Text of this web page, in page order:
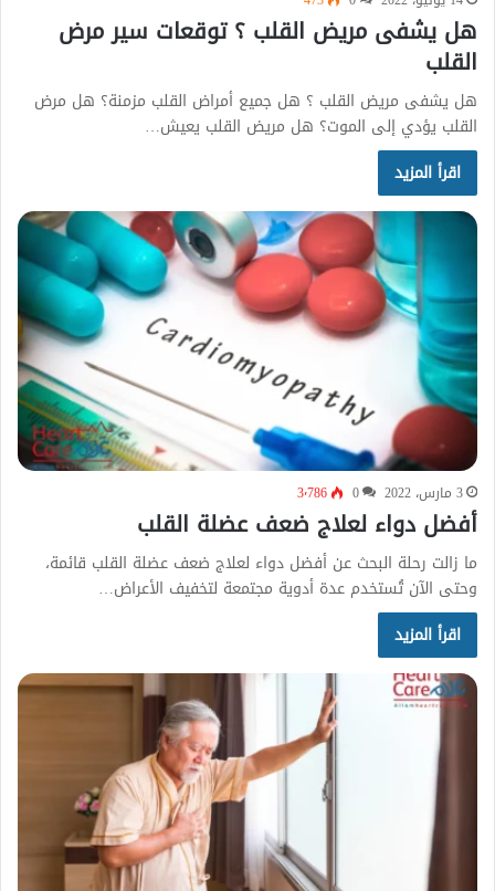
هل يشفى مريض القلب ؟ توقعات سير مرض
القلب
هل يشفى مريض القلب ؟ هل جميع أمراض القلب مزمنة؟ هل مرض
القلب يؤدي إلى الموت؟ هل مريض القلب يعيش…
اقرأ المزيد
3 مارس، 2022 0 3٬786
أفضل دواء لعلاج ضعف عضلة القلب
ما زالت رحلة البحث عن أفضل دواء لعلاج ضعف عضلة القلب قائمة،
وحتى الآن تُستخدم عدة أدوية مجتمعة لتخفيف الأعراض…
اقرأ المزيد